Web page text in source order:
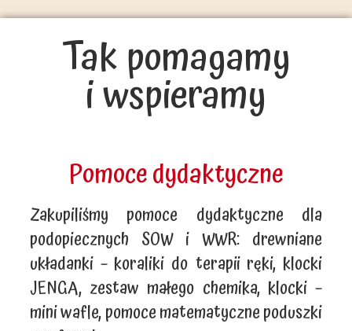
Tak pomagamy
i wspieramy
Pomoce dydaktyczne
Zakupiliśmy pomoce dydaktyczne dla
podopiecznych SOW i WWR: drewniane
układanki – koraliki do terapii ręki, klocki
JENGA, zestaw małego chemika, klocki –
mini wafle, pomoce matematyczne poduszki